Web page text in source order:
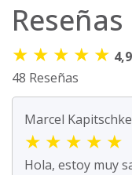
★ ★ ★ ★ ★
48 Reseñas
Marcel
★ ★ ★ ★ ★
Hola, estoy muy